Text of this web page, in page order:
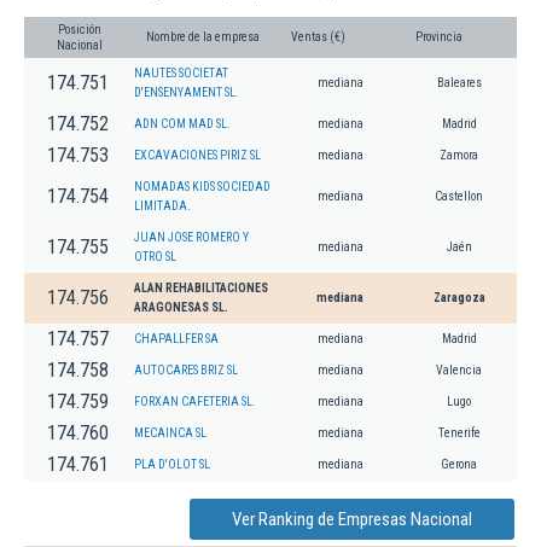
Posición
Nacional
Nombre de la empresa Ventas (€) Provincia
174.751
NAUTES SOCIETAT
D'ENSENYAMENT SL.
mediana Baleares
174.752 ADN COM MAD SL. mediana Madrid
174.753 EXCAVACIONES PIRIZ SL mediana Zamora
174.754
NOMADAS KIDS SOCIEDAD
LIMITADA.
mediana Castellon
174.755
JUAN JOSE ROMERO Y
OTRO SL
mediana Jaén
174.756
ALAN REHABILITACIONES
ARAGONESAS SL.
mediana Zaragoza
174.757 CHAPALLFER SA mediana Madrid
174.758 AUTOCARES BRIZ SL mediana Valencia
174.759 FORXAN CAFETERIA SL. mediana Lugo
174.760 MECAINCA SL mediana Tenerife
174.761 PLA D'OLOT SL mediana Gerona
Ver Ranking de Empresas Nacional